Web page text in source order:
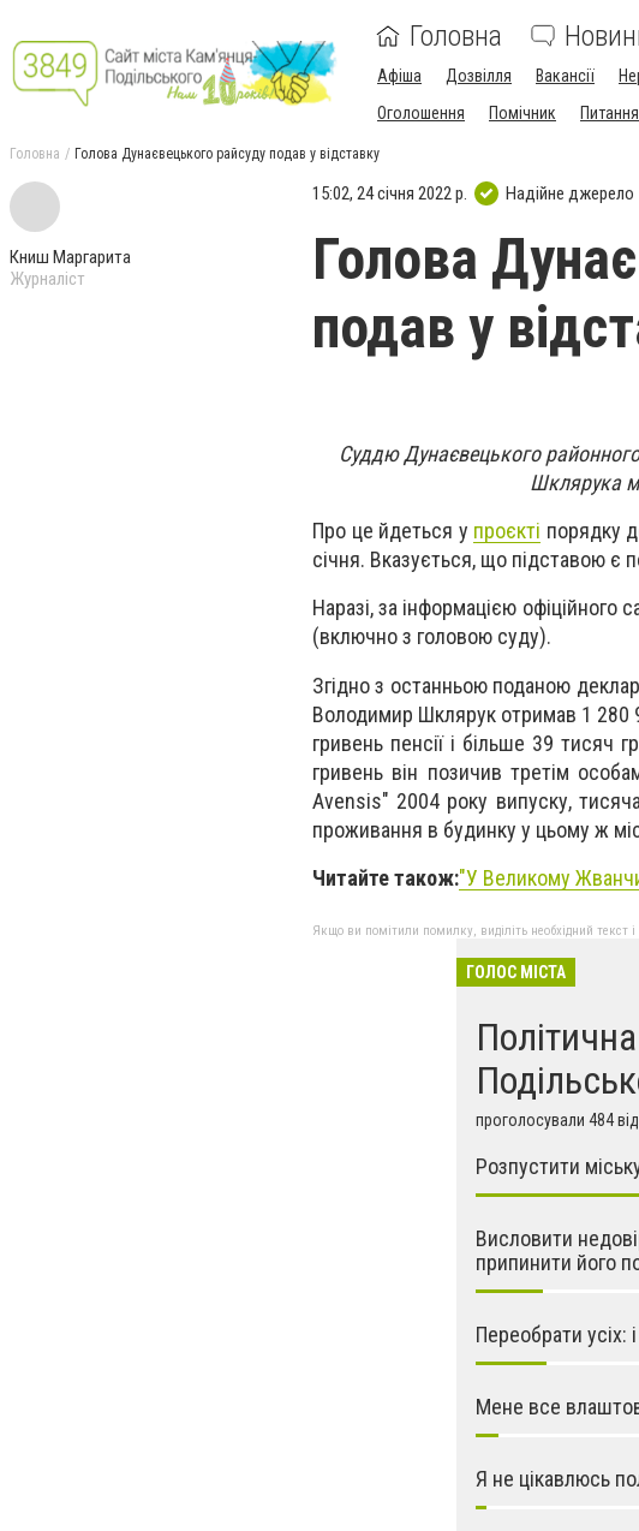
Головна
Афіша Дозвілля Вакансії
Оголошення
Помічник
Головна Голова Дунаєвецького райсуду подав у відставку
Книш Маргарита
Журналіст
15:02, 24 січня 2022 р. Надійне джерело
Голова
подав у
Суддю Дунаєвецького
Шклярука
Про це йдеться у проєкті порядку
січня. Вказується, що підставою є
Наразі, за інформацією офіційного
(включно з головою суду).
Згідно з останньою поданою
Володимир Шклярук отримав 1 280
гривень пенсії і більше 39
гривень він позичив третім
Avensis" 2004 року випуску,
проживання в будинку у цьому ж
Читайте також:"У Великому
Якщо ви помітили помилку, виділіть необхідний текст
ГОЛОС МІСТА
проголосували 484
Розпустити
Висловити
припинити його
Переобрати усіх:
Мене все
Я не цікавлюсь